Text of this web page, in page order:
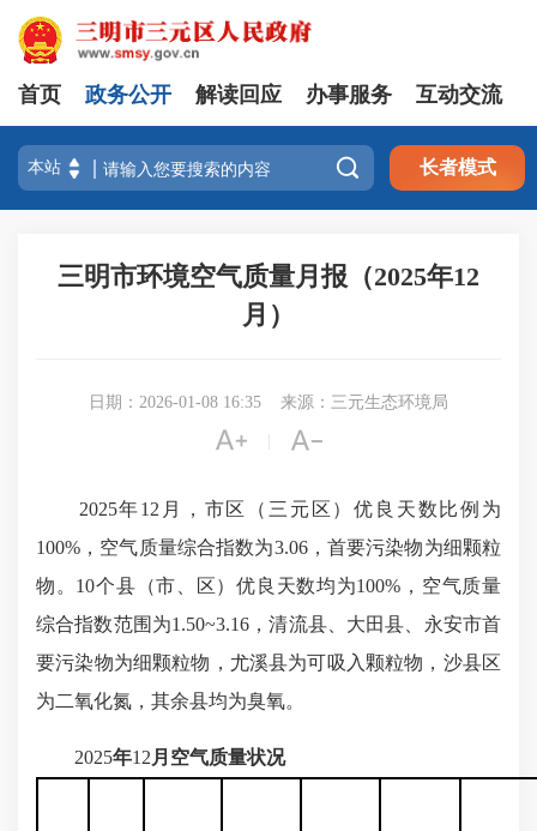
首页 政务公开 解读回应 办事服务 互动交流
 长者模式
三明市环境空气质量月报（2025年12
月）
日期：2026-01-08 16:35 来源：三元生态环境局
 
2025年12月，市区（三元区）优良天数比例为
100%，空气质量综合指数为3.06，首要污染物为细颗粒
物。10个县（市、区）优良天数均为100%，空气质量
综合指数范围为1.50~3.16，清流县、大田县、永安市首
要污染物为细颗粒物，尤溪县为可吸入颗粒物，沙县区
为二氧化氮，其余县均为臭氧。
2025年12 月空气质量状况